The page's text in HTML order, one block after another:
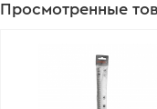
Просмотренные